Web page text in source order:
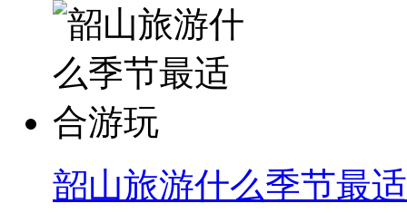
韶山旅游什么季节最